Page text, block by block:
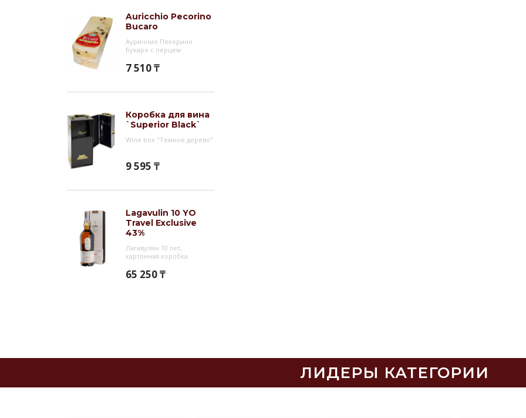
Auricchio Pecorino
Bucaro
Ауриччио Пекорино
Букаро с перцем
7 510 ₸
Коробка для вина
`Superior Black`
Wine box "Темное дерево"
9 595 ₸
Lagavulin 10 YO
Travel Exclusive
43%
Лагавулин 10 лет,
картонная коробка
65 250 ₸
ЛИДЕРЫ КАТЕГОРИИ